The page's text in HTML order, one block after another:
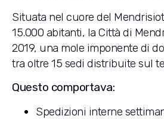
Situata nel cuore del
15.000 abitanti, la Città di
2019, una mole imponente di
tra oltre 15 sedi distribuite sul
Questo comportava:
Spedizioni interne